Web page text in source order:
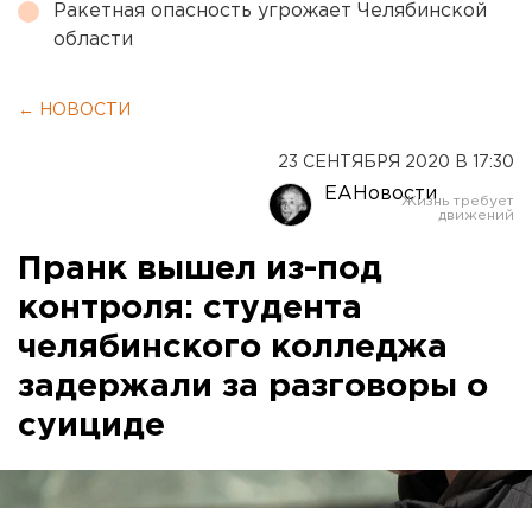
Ракетная опасность угрожает Челябинской
области
← НОВОСТИ
23 СЕНТЯБРЯ 2020 В 17:30
ЕАНовости
Пранк вышел из-под
контроля: студента
челябинского колледжа
задержали за разговоры о
суициде